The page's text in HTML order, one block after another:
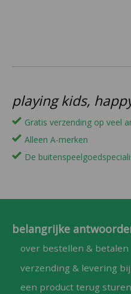
playing kids,
Gratis verzending op veel
Alleen A-merken
De
belangrijke
over bestellen & betalen
verzending & levering
een product terug sturen